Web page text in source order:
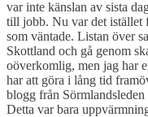
var inte känslan av sista
till jobb. Nu var det istället
som väntade. Listan över
Skottland och gå genom
oöverkomlig, men jag har
har att göra i lång tid
blogg från
Detta var bara